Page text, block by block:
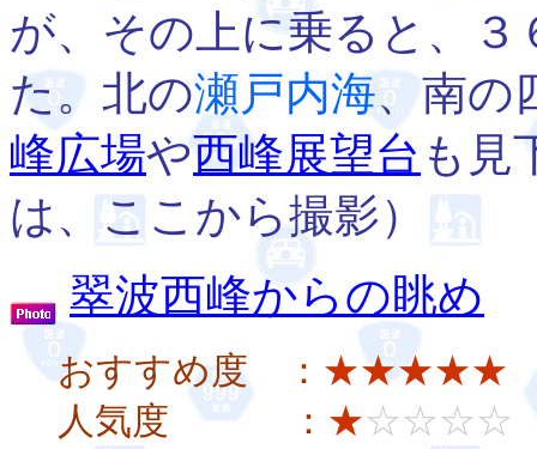
が、その上に乗ると、
た。北の瀬戸内海、南の
峰広場や西峰展望台 も見
は、ここから撮影）
翠波西峰からの眺め
おすすめ度 ： ★★★★★
人気度 ： ★☆☆☆☆